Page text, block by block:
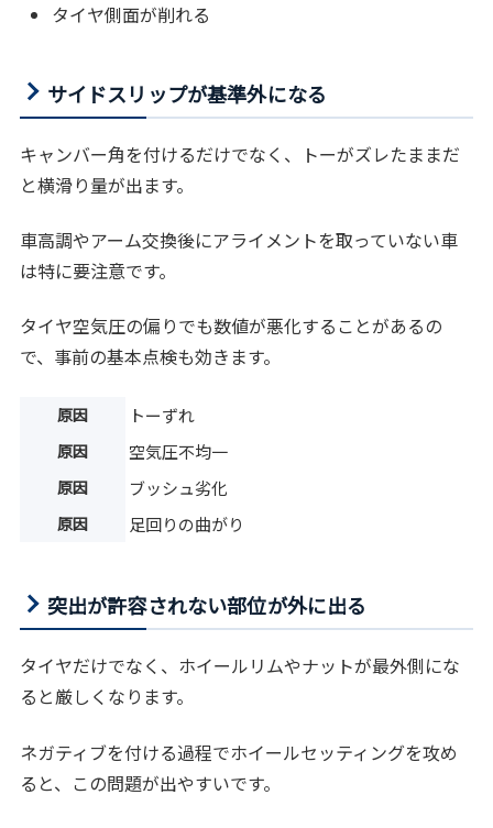
タイヤ側面が削れる
サイドスリップが基準外になる
キャンバー角を付けるだけでなく、トーがズレたままだ
と横滑り量が出ます。
車高調やアーム交換後にアライメントを取っていない車
は特に要注意です。
タイヤ空気圧の偏りでも数値が悪化することがあるの
で、事前の基本点検も効きます。
原因 トーずれ
原因 空気圧不均一
原因 ブッシュ劣化
原因 足回りの曲がり
突出が許容されない部位が外に出る
タイヤだけでなく、ホイールリムやナットが最外側にな
ると厳しくなります。
ネガティブを付ける過程でホイールセッティングを攻め
ると、この問題が出やすいです。